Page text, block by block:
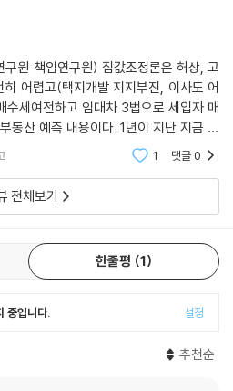
년 투자 규모는 50% 이상 줄이기로 했
년 시설투자 축소에 버금가는
년 9월부터 주요 계열사 CFO들이 2주
를 열고 있다. LG전자는 경영 환경 악
룸'을 2022년 11월부터 가동 중이다. 현
유동성 관리 차원에서 2022년 투자 계획
억원으로 하향 조정했다.
' 확보에 사활을 걸었다. 현대건설기계를
부문 3사는 "현금 확보를 위한 전략을 최
권 관리도 보다 면밀하게 하고, 운전자본
를 강화한다"고 밝혔다. 두산그룹은 두
억원에 블록딜(대량지분 장외매매) 방
했다. 그룹 사내 알짜 회사의 지분을 희생
는 양상을 보이자 국민이 지갑을 닫고,
원 책임연구원) 집값조정론은 허상, 고
어렵고(택지개발 지지부진, 이사도 어
세여전하고 임대차 3법으로 세입자 매
동산 예측 내용이다. 1년이 지난 지금 다
다.그럼에도 부동산분야의 필자는 올해
1 댓글0
전체보기
한줄평 1
중입니다. 설정
추천순